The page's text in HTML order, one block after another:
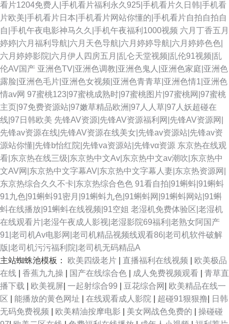
看片1204免费人|手机看片福利永久925|手机看片久日韩|手机看
片欧美|手机看片日本|手机看片网站你懂的|手机看片自拍自拍自
自|手机午夜电影神马久久|手机午夜福利1000视频 六月丁香五月
婷婷|六月福利导航|六月天色导航|六月婷婷导航|六月婷婷色色|
六月婷婷影院|六月伊人四房五月|乱仑天堂视频|乱伦91视频|乱
伦AV国产 亚洲色TV|亚洲色调教|亚洲色鬼人|亚洲色家庭|亚洲色
露脸|亚洲色毛片|亚洲色女视频|亚洲色青青草|亚洲色情1|亚洲色
情av网 97蜜桃123|97蜜桃成熟时|97蜜桃图片|97蜜桃网|97蜜桃
主页|97免费资源站|97嫩草精品欧洲|97人人草|97人妖超碰在
线|97日韩欧美 先锋AV资源|先锋AV资源福利网|先锋AV资源网|
先锋av资源在线|先锋AV资源在线美女|先锋av资源站|先锋av资
源站你懂|先锋b怡红院|先锋va资源站|先锋vα资源 东京热在线观
看|东京热在线三级|东京热中文Av|东京热中文av潮吹|东京热中
文AV网|东京热中文字幕AV|东京热中文字幕人妻|东京热资源网|
东京热综合久久不卡|东京热综合色色 91看自拍|91蝌蚪|91蝌蚪
91九色|91蝌蚪91密月|91蝌蚪九色|91蝌蚪网|91蝌蚪网站|91蝌
蚪在线播放|91蝌蚪在线视频|91空姐 老湿机免费体验区|老湿机
在线观看片|老湿午夜成人影视|老湿影院69福利|老熟女阿国产
91|老司机Av电影网|老司机精品视频线观看86|老司机软件破解
版|老司机污污福利院|老司机无码精品A
主站蜘蛛池模板： 欧美四级老片 直播福利在线视频
欧美极品
在线
香蕉九九操 国产在线综合色 成人免费视频观看
青草直
播下载
欧美视屏 一起射综合99 豆花综合网
欧美精品在线一
区
能播放的黄色网址 在线观看成人影院 超碰91狠狠撸
日韩
无码免费视频
欧美精油按摩电影 美女网战色免费的
操碰碰